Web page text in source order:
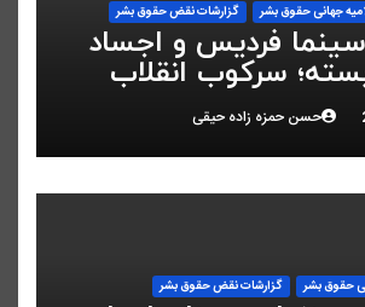
جهانی حقوق بشر گزارشات نقض حقوق بشر
فردیس و اجساد
سرکوب انقلاب
حسن حمزه زاده حیقی
حقوق بشر گزارشات نقض حقوق بشر